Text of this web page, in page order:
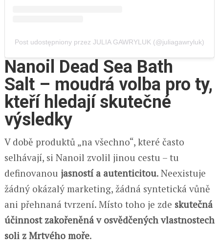
Post udostępniony przez JULIA GAWRYLUK (@juliagawryluk)
Nanoil Dead Sea Bath
Salt – moudrá volba pro ty,
kteří hledají skutečné
výsledky
V době produktů „na všechno“, které často
selhávají, si Nanoil zvolil jinou cestu – tu
definovanou jasností a autenticitou. Neexistuje
žádný okázalý marketing, žádná syntetická vůně
ani přehnaná tvrzení. Místo toho je zde skutečná
účinnost zakořeněná v osvědčených vlastnostech
soli z Mrtvého moře.